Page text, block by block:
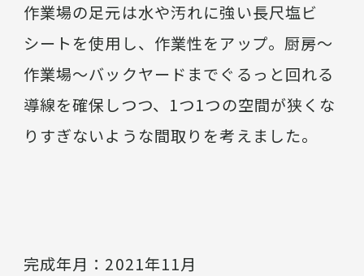
作業場の足元は水や汚れに強い長尺塩ビ
シートを使用し、作業性をアップ。厨房～
作業場～バックヤードまでぐるっと回れる
導線を確保しつつ、1つ1つの空間が狭くな
りすぎないような間取りを考えました。
完成年月
2021年11月